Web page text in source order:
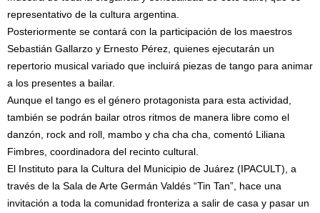
representativo de la cultura argentina.
Posteriormente se contará con la participación de los maestros
Sebastián Gallarzo y Ernesto Pérez, quienes ejecutarán un
repertorio musical variado que incluirá piezas de tango para animar
a los presentes a bailar.
Aunque el tango es el género protagonista para esta actividad,
también se podrán bailar otros ritmos de manera libre como el
danzón, rock and roll, mambo y cha cha cha, comentó Liliana
Fimbres, coordinadora del recinto cultural.
El Instituto para la Cultura del Municipio de Juárez (IPACULT), a
través de la Sala de Arte Germán Valdés “Tin Tan”, hace una
invitación a toda la comunidad fronteriza a salir de casa y pasar un